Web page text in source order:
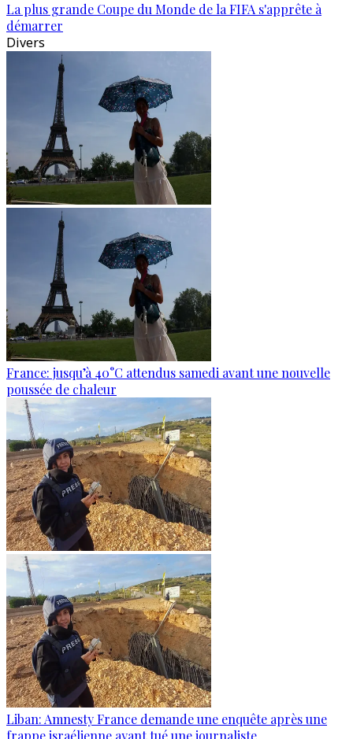
La plus grande Coupe du Monde de la FIFA s'apprête à
démarrer
Divers
France: jusqu’à 40°C attendus samedi avant une nouvelle
poussée de chaleur
Liban: Amnesty France demande une enquête après une
frappe israélienne ayant tué une journaliste